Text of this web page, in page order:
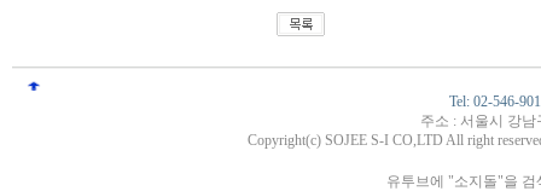
Tel: 02-546-
주소 : 서울시 강남
Copyright(c) SOJEE S-I CO,LTD All right
유투브에 "소지돌"을